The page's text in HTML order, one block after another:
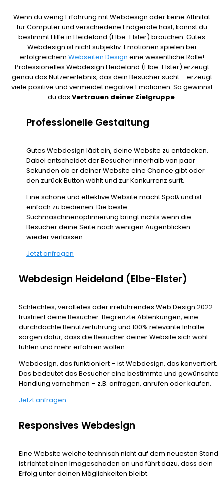
Wenn du wenig Erfahrung mit Webdesign oder keine Affinität
für Computer und verschiedene Endgeräte hast, kannst du
bestimmt Hilfe in Heideland (Elbe-Elster) brauchen. Gutes
Webdesign ist nicht subjektiv. Emotionen spielen bei
erfolgreichem Webseiten Design eine wesentliche Rolle!
Professionelles Webdesign Heideland (Elbe-Elster) erzeugt
genau das Nutzererlebnis, das dein Besucher sucht – erzeugt
viele positive und vermeidet negative Emotionen. So gewinnst
du das Vertrauen deiner Zielgruppe.
Professionelle Gestaltung
Gutes Webdesign lädt ein, deine Website zu entdecken.
Dabei entscheidet der Besucher innerhalb von paar
Sekunden ob er deiner Website eine Chance gibt oder
den zurück Button wählt und zur Konkurrenz surft.
Eine schöne und effektive Website macht Spaß und ist
einfach zu bedienen. Die beste
Suchmaschinenoptimierung bringt nichts wenn die
Besucher deine Seite nach wenigen Augenblicken
wieder verlassen.
Jetzt anfragen
Webdesign Heideland (Elbe-Elster)
Schlechtes, veraltetes oder irreführendes Web Design 2022
frustriert deine Besucher. Begrenzte Ablenkungen, eine
durchdachte Benutzerführung und 100% relevante Inhalte
sorgen dafür, dass die Besucher deiner Website sich wohl
fühlen und mehr erfahren wollen.
Webdesign, das funktioniert – ist Webdesign, das konvertiert.
Das bedeutet das Besucher eine bestimmte und gewünschte
Handlung vornehmen – z.B. anfragen, anrufen oder kaufen.
Jetzt anfragen
Responsives Webdesign
Eine Website welche technisch nicht auf dem neuesten Stand
ist richtet einen Imageschaden an und führt dazu, dass dein
Erfolg unter deinen Möglichkeiten bleibt.